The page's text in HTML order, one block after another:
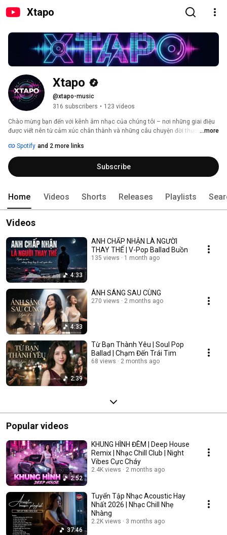
Xtapo
Xtapo
@xtapo-music
316 subscribers • 123 videos
Chào mừng bạn đến với kênh âm nhạc của chúng tôi – nơi những giai điệu
được viết nên từ cảm xúc chân thành và những câu chuyện đời thường. Mỗi
mong rằng sẽ chạm đến trái tim và mang lại sự đồng cảm cho bạn. Hãy
cùng lắng nghe và cảm nhận nhé!
...more
Spotify and 2 more links
Subscribe
Home Videos Shorts Releases Playlists
Videos
4:33
ANH CHẤP NHẬN LÀ NGƯỜI
THAY THẾ | V-Pop Ballad Buồn
135 views 1 month ago
4:33
ÁNH SÁNG SAU CÙNG
270 views 2 months ago
2:39
Từ Bạn Thành Yêu | Soul Pop
Ballad | Chạm Đến Trái Tim
68 views 2 months ago
Popular videos
2:52
KHUNG HÌNH ĐÊM | Deep House
Remix | Nhạc Chill Club | Night
Vibes Cực Cháy
2.4K views 2 months ago
37:46
Tuyển Tập Nhạc Acoustic Hay
Nhất 2026 | Nhạc Chill Nhẹ
Nhàng
2.2K views 3 months ago